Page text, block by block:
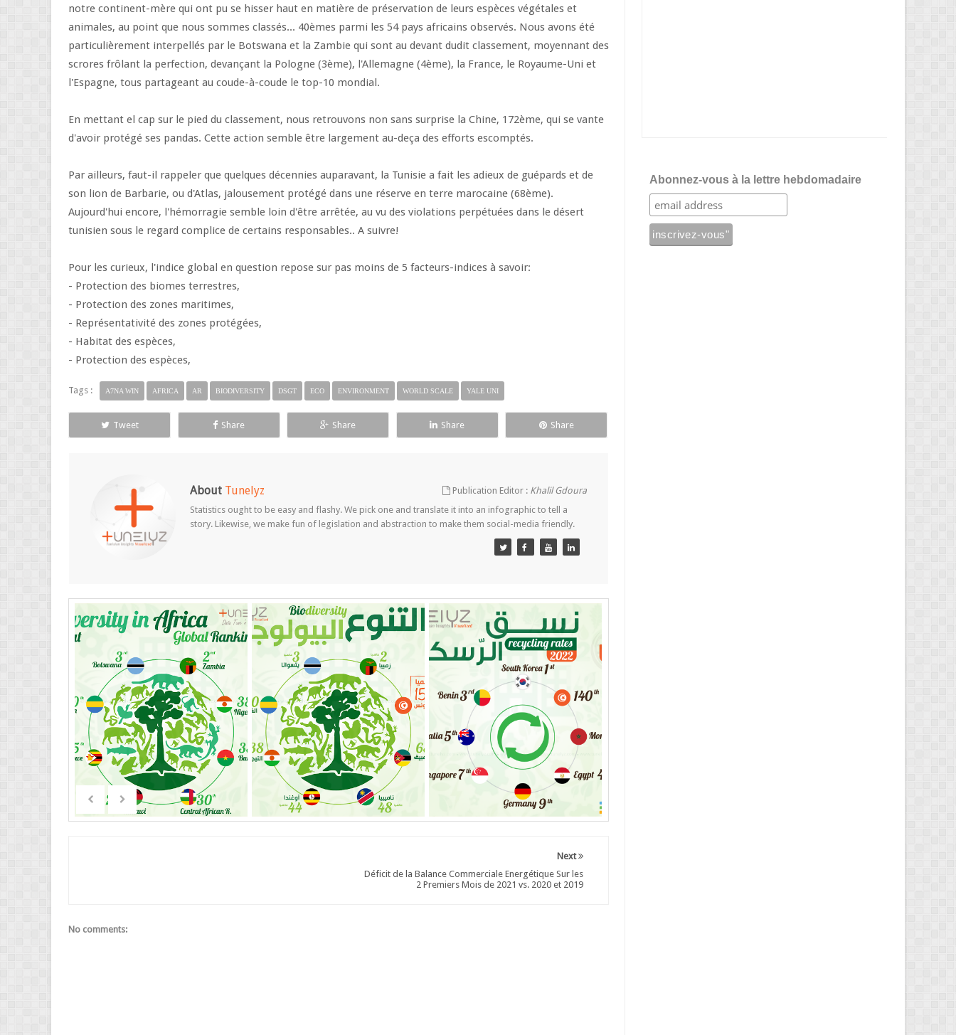
notre continent-mère qui ont pu se hisser haut en matière de préservation de leurs espèces végétales et
animales, au point que nous sommes classés... 40èmes parmi les 54 pays africains observés. Nous avons été
particulièrement interpellés par le Botswana et la Zambie qui sont au devant dudit classement, moyennant des
scrores frôlant la perfection, devançant la Pologne (3ème), l'Allemagne (4ème), la France, le Royaume-Uni et
l'Espagne, tous partageant au coude-à-coude le top-10 mondial.
En mettant el cap sur le pied du classement, nous retrouvons non sans surprise la Chine, 172ème, qui se vante
d'avoir protégé ses pandas. Cette action semble être largement au-deça des efforts escomptés.
Par ailleurs, faut-il rappeler que quelques décennies auparavant, la Tunisie a fait les adieux de guépards et de
son lion de Barbarie, ou d'Atlas, jalousement protégé dans une réserve en terre marocaine (68ème).
Aujourd'hui encore, l'hémorragie semble loin d'être arrêtée, au vu des violations perpétuées dans le désert
tunisien sous le regard complice de certains responsables.. A suivre!
Pour les curieux, l'indice global en question repose sur pas moins de 5 facteurs-indices à savoir:
- Protection des biomes terrestres,
- Protection des zones maritimes,
- Représentativité des zones protégées,
- Habitat des espèces,
- Protection des espèces,
Tags : A7NA WIN AFRICA AR BIODIVERSITY DSGT ECO ENVIRONMENT WORLD SCALE YALE UNI
Tweet Share Share Share Share
About Tunelyz Publication Editor : Khalil Gdoura
Statistics ought to be easy and flashy. We pick one and translate it into an infographic to tell a
story. Likewise, we make fun of legislation and abstraction to make them social-media friendly.
Next
Déficit de la Balance Commerciale Energétique Sur les
2 Premiers Mois de 2021 vs. 2020 et 2019
No comments:
Abonnez-vous à la lettre hebdomadaire